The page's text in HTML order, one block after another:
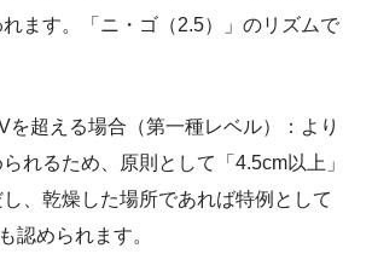
ます。「ニ・ゴ（2.5）」のリズムで
を超える場合（第一種レベル）：より
れるため、原則として「4.5cm以上」
、乾燥した場所であれば特例として
認められます。